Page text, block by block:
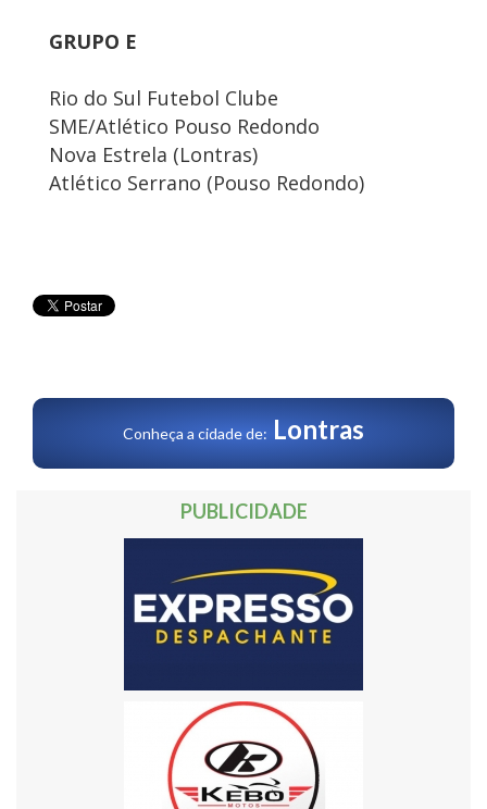
GRUPO E
Rio do Sul Futebol Clube
SME/Atlético Pouso Redondo
Nova Estrela (Lontras)
Atlético Serrano (Pouso Redondo)
Conheça a cidade de: Lontras
PUBLICIDADE